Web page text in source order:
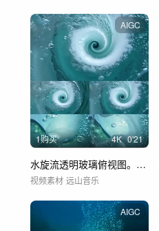
AIGC
1购买 4K 0'21
水旋流透明玻璃俯视图。带有气泡的液
视频素材 远山音乐
AIGC